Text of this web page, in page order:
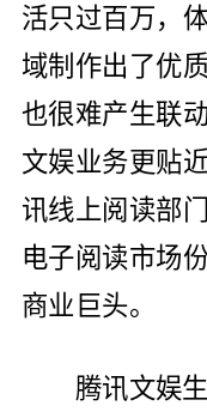
活只过百万，
域制作出了优
也很难产生联
文娱业务更贴
讯线上阅读部
电子阅读市场
商业巨头。
腾讯文娱